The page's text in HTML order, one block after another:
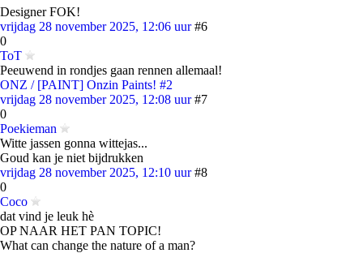
Designer FOK!
vrijdag 28 november 2025, 12:06 uur #6
0
ToT
Peeuwend in rondjes gaan rennen allemaal!
ONZ / [PAINT] Onzin Paints! #2
vrijdag 28 november 2025, 12:08 uur #7
0
Poekieman
Witte jassen gonna wittejas...
Goud kan je niet bijdrukken
vrijdag 28 november 2025, 12:10 uur #8
0
Coco
dat vind je leuk hè
OP NAAR HET PAN TOPIC!
What can change the nature of a man?